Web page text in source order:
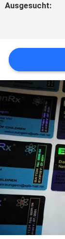
FÄLLE
SITEMAP
PRIVACY
POLICY
Ausgesucht: